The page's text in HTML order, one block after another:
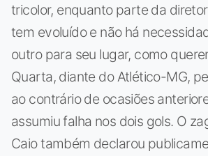
tricolor, enquanto parte da
tem evoluído e não há
outro para seu lugar, como
Quarta, diante do Atlético-MG,
ao contrário de ocasiões
assumiu falha nos dois gols. O
Caio também declarou